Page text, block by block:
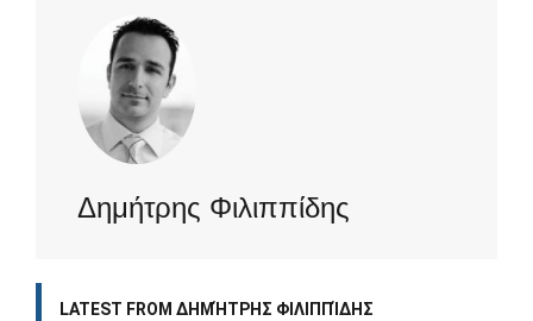
Δημήτρης Φιλιππίδης
LATEST FROM ΔΗΜΉΤΡΗΣ ΦΙΛΙΠΠΊΔΗΣ